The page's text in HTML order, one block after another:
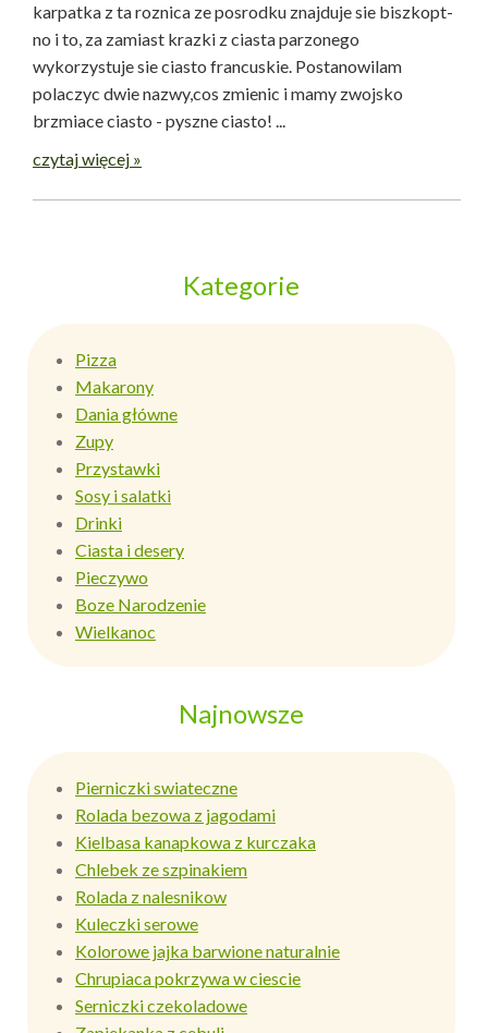
karpatka z ta roznica ze posrodku znajduje sie biszkopt-
no i to, za zamiast krazki z ciasta parzonego
wykorzystuje sie ciasto francuskie. Postanowilam
polaczyc dwie nazwy,cos zmienic i mamy zwojsko
brzmiace ciasto - pyszne ciasto! ...
czytaj więcej »
Kategorie
Pizza
Makarony
Dania główne
Zupy
Przystawki
Sosy i salatki
Drinki
Ciasta i desery
Pieczywo
Boze Narodzenie
Wielkanoc
Najnowsze
Pierniczki swiateczne
Rolada bezowa z jagodami
Kielbasa kanapkowa z kurczaka
Chlebek ze szpinakiem
Rolada z nalesnikow
Kuleczki serowe
Kolorowe jajka barwione naturalnie
Chrupiaca pokrzywa w ciescie
Serniczki czekoladowe